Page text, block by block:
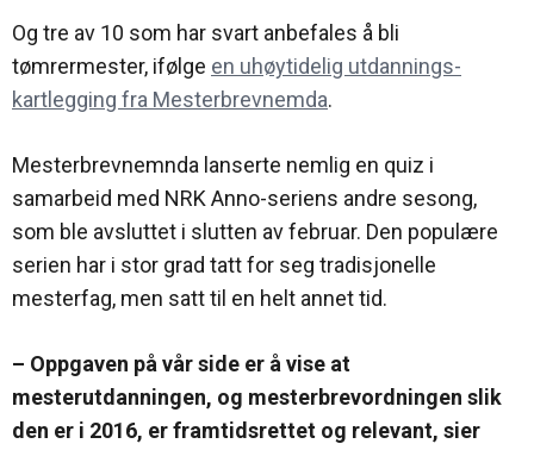
Og tre av 10 som har svart anbefales å bli
tømrermester, ifølge en uhøytidelig utdannings-
kartlegging fra Mesterbrevnemda.
Mesterbrevnemnda lanserte nemlig en quiz i
samarbeid med NRK Anno-seriens andre sesong,
som ble avsluttet i slutten av februar. Den populære
serien har i stor grad tatt for seg tradisjonelle
mesterfag, men satt til en helt annet tid.
– Oppgaven på vår side er å vise at
mesterutdanningen, og mesterbrevordningen slik
den er i 2016, er framtidsrettet og relevant, sier